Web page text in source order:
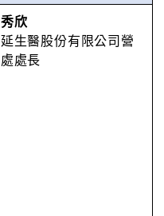
欣
⽣醫股份有限公司營
處⻑